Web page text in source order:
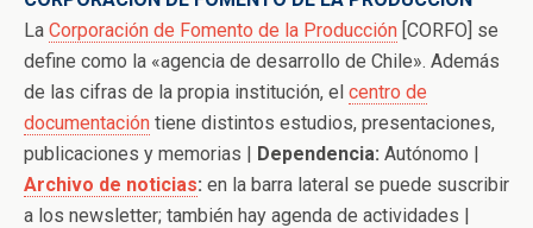
La Corporación de Fomento de la Producción [CORFO] se
define como la «agencia de desarrollo de Chile». Además
de las cifras de la propia institución, el centro de
documentación tiene distintos estudios, presentaciones,
publicaciones y memorias | Dependencia: Autónomo |
Archivo de noticias: en la barra lateral se puede suscribir
a los newsletter; también hay agenda de actividades |